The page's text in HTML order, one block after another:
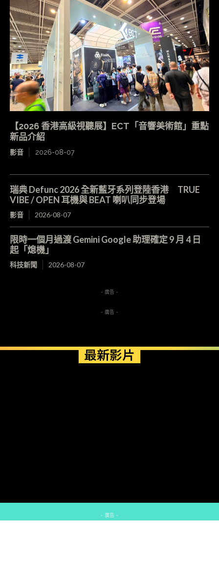
【2026 香港高級視聽展】ECT「音響美術館」重點
新品介紹
影音 2026-08-07
瑞典 Defunc 2026 全新藍牙系列登陸香港 TRUE
VIBE / OPEN 耳機與 BEAT 喇叭同步登場
影音 2026-08-07
限時一個月過渡 Gemini Google 助理確定 9 月 4 日
起「熄機」
科技新聞 2026-08-07
- 廣告 -
- 廣告 -
最新影片
- 廣告 -